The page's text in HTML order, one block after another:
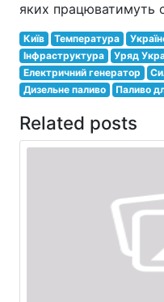
яких працюватимуть
Київ Температура
Інфраструктура
Уряд
Електричний генератор
Дизельне паливо
Паливо
Related posts